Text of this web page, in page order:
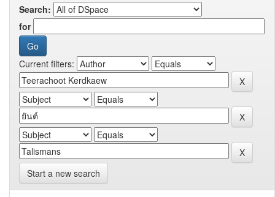
Search:
for
Current filters:
Start a new search